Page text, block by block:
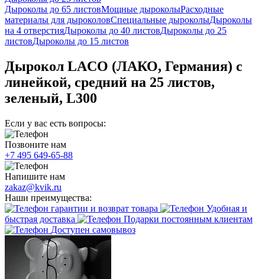
Дыроколы до 65 листовМощные дыроколыРасходные
материалы для дыроколовСпециальные дыроколыДыроколы
на 4 отверстияДыроколы до 40 листовДыроколы до 25
листовДыроколы до 15 листов
Дырокол LACO (ЛАКО, Германия) с
линейкой, средний на 25 листов,
зеленый, L300
Если у вас есть вопросы:
Позвоните нам
+7 495 649-65-88
Напишите нам
zakaz@kvik.ru
Наши преимущества:
гарантии и возврат товара
Удобная и
быстрая доставка
Подарки постоянным клиентам
Доступен самовывоз